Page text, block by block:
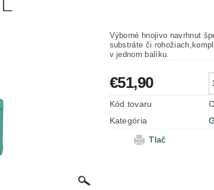
Výborné hnojivo navrhnut
substráte či
v jednom balíku.
€51,90
Kód tovaru
Kategória
Tlač